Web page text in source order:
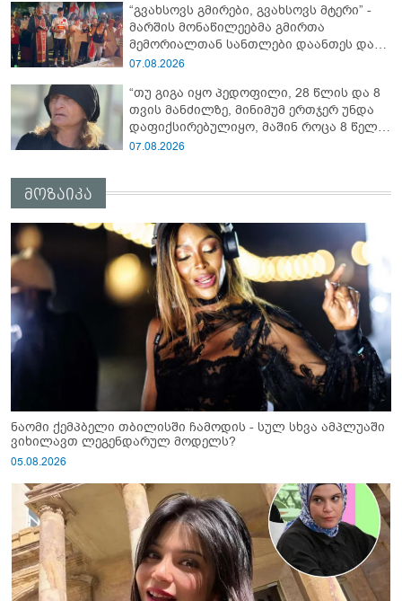
ადვოკატი?
“გვახსოვს გმირები, გვახსოვს მტერი” -
მარშის მონაწილეებმა გმირთა
მემორიალთან სანთლები დაანთეს და
გმირების ხსოვნას პატივი მიაგეს
07.08.2026
“თუ გიგა იყო პედოფილი, 28 წლის და 8
თვის მანძილზე, მინიმუმ ერთჯერ უნდა
დაფიქსირებულიყო, მაშინ როცა 8 წელი
ამზადებდა მოსწავლეებს! - იპოვონ ერთი
07.08.2026
მოზაიკა
ნაომი ქემპბელი თბილისში ჩამოდის - სულ სხვა ამპლუაში
ვიხილავთ ლეგენდარულ მოდელს?
05.08.2026